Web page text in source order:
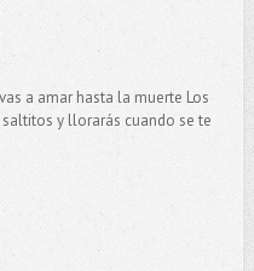
a amar hasta la muerte Los
y llorarás cuando se te